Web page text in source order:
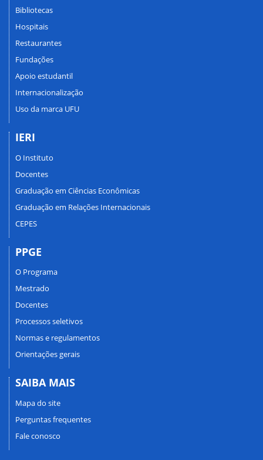
Bibliotecas
Hospitais
Restaurantes
Fundações
Apoio estudantil
Internacionalização
Uso da marca UFU
IERI
O Instituto
Docentes
Graduação em Ciências Econômicas
Graduação em Relações Internacionais
CEPES
PPGE
O Programa
Mestrado
Docentes
Processos seletivos
Normas e regulamentos
Orientações gerais
SAIBA MAIS
Mapa do site
Perguntas frequentes
Fale conosco